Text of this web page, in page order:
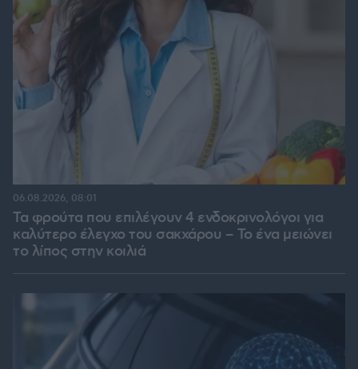
Τα φρούτα που επιλέγουν 4 ενδοκρινολόγοι για
καλύτερο έλεγχο του σακχάρου – Το ένα μειώνει
το λίπος στην κοιλιά
06.08.2026, 08:01